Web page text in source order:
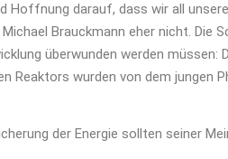
Hoffnung darauf, dass wir all
Brauckmann eher nicht. Die
überwunden werden
Reaktors wurden von dem jungen
der Energie sollten seiner